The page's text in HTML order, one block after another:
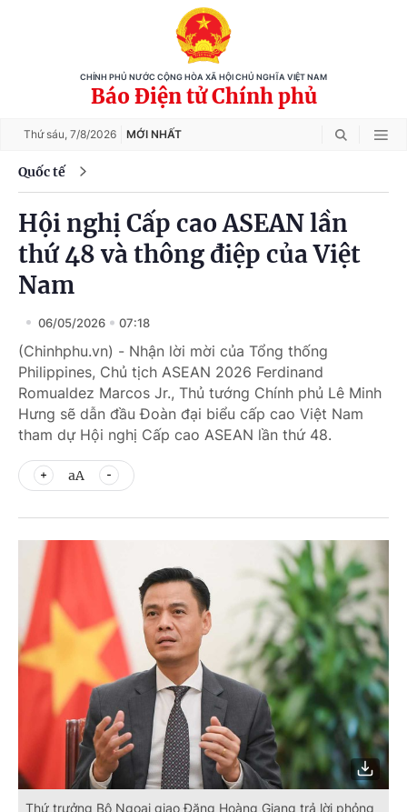
CHÍNH PHỦ NƯỚC CỘNG HÒA XÃ HỘI CHỦ NGHĨA VIỆT NAM
Báo Điện tử Chính phủ
Thứ sáu, 7/8/2026 MỚI NHẤT
Quốc tế
Hội nghị Cấp cao ASEAN lần
thứ 48 và thông điệp của Việt
Nam
06/05/2026 07:18
(Chinhphu.vn) - Nhận lời mời của Tổng thống
Philippines, Chủ tịch ASEAN 2026 Ferdinand
Romualdez Marcos Jr., Thủ tướng Chính phủ Lê Minh
Hưng sẽ dẫn đầu Đoàn đại biểu cấp cao Việt Nam
tham dự Hội nghị Cấp cao ASEAN lần thứ 48.
aA
Thứ trưởng Bộ Ngoại giao Đặng Hoàng Giang trả lời phỏng